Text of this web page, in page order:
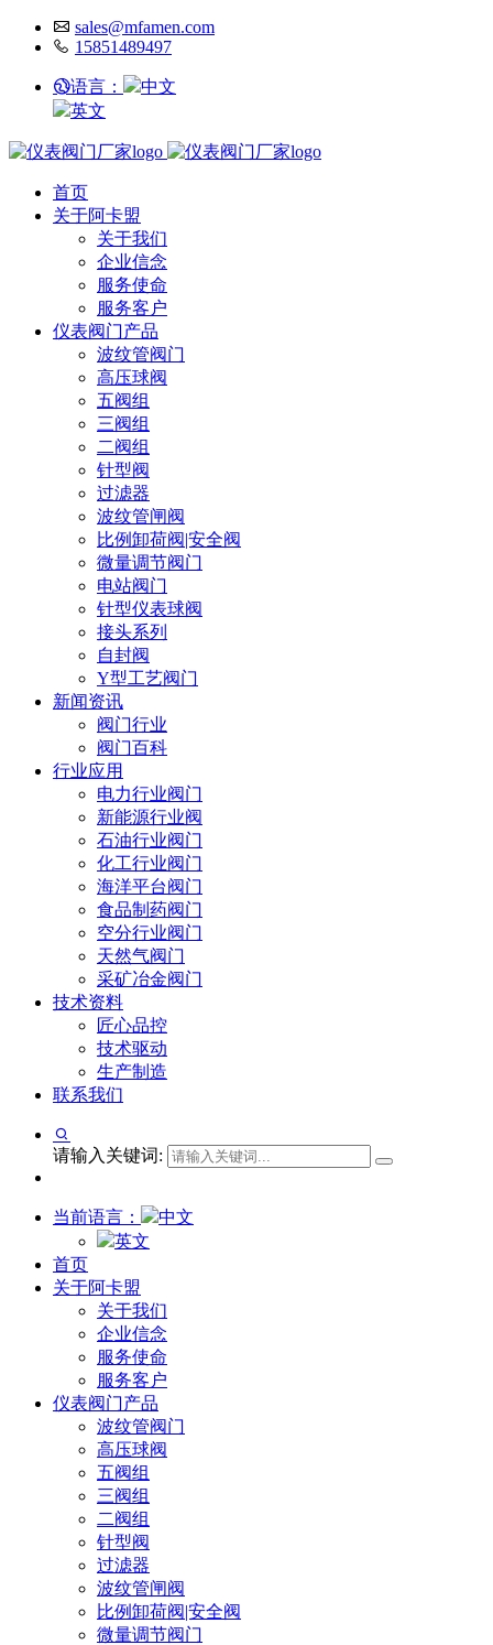
sales@mfamen.com
15851489497
语言：
中文
英文
首页
关于阿卡盟
关于我们
企业信念
服务使命
服务客户
仪表阀门产品
波纹管阀门
高压球阀
五阀组
三阀组
二阀组
针型阀
过滤器
波纹管闸阀
比例卸荷阀|安全阀
微量调节阀门
电站阀门
针型仪表球阀
接头系列
自封阀
Y型工艺阀门
新闻资讯
阀门行业
阀门百科
行业应用
电力行业阀门
新能源行业阀
石油行业阀门
化工行业阀门
海洋平台阀门
食品制药阀门
空分行业阀门
天然气阀门
采矿冶金阀门
技术资料
匠心品控
技术驱动
生产制造
联系我们
请输入关键词:
当前语言：
中文
英文
首页
关于阿卡盟
关于我们
企业信念
服务使命
服务客户
仪表阀门产品
波纹管阀门
高压球阀
五阀组
三阀组
二阀组
针型阀
过滤器
波纹管闸阀
比例卸荷阀|安全阀
微量调节阀门